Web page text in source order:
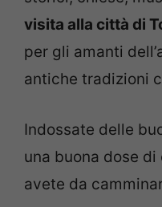
visita alla città di
per gli amanti
antiche tradizioni
Indossate delle
una buona dose
avete da